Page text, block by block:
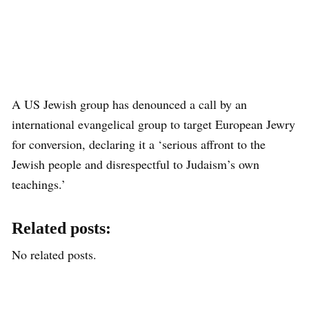
A US Jewish group has denounced a call by an
international evangelical group to target European Jewry
for conversion, declaring it a ‘serious affront to the
Jewish people and disrespectful to Judaism’s own
teachings.’
Related posts:
No related posts.